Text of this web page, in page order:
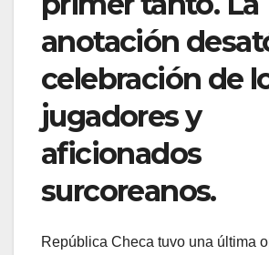
anotación
celebración de
jugadores y
aficionados
surcoreanos.
República Checa tuvo una última